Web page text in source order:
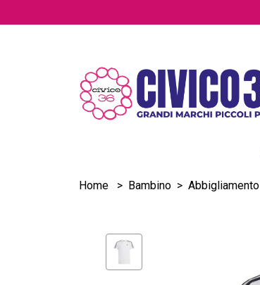
Home > Bambino > Abbigliamento